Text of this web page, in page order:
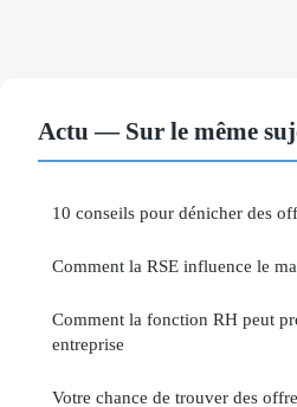
Actu — Sur le même
10 conseils pour dénicher des
Comment la RSE influence le
Comment la fonction RH peut
entreprise
Votre chance de trouver des